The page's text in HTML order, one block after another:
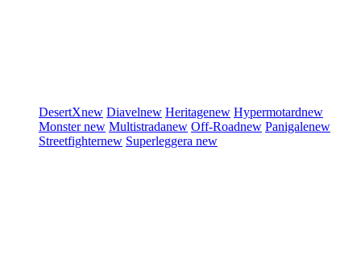
DesertXnew Diavelnew Heritagenew Hypermotardnew
Monsternew Multistradanew Off-Roadnew Panigalenew
Streetfighternew Superleggera new